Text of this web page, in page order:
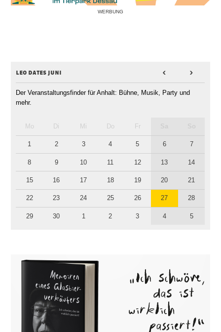
WERBUNG
leo dates juni < >
Der Veranstaltungsfinder für Anhalt: Bühne, Musik, Party und
mehr.
Mo Di Mi Do Fr
1 2 3 4 5 6 7
8 9 10 11 12 13 14
15 16 17 18 19 20 21
22 23 24 25 26 27 28
29 30 1 2 3 4 5